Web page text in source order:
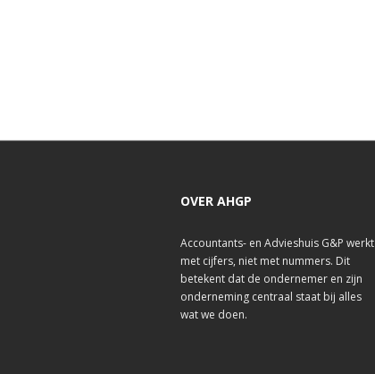
OVER AHGP
Accountants- en Advieshuis G&P werkt
met cijfers, niet met nummers. Dit
betekent dat de ondernemer en zijn
onderneming centraal staat bij alles
wat we doen.